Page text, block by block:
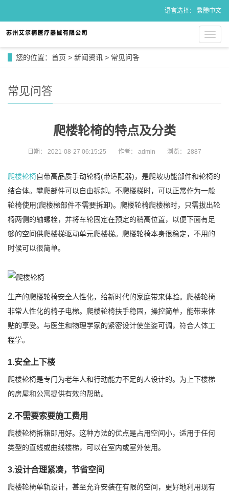
语言选择： 繁體中文
导
航
您的位置： 首页 > 新闻资讯 > 常见问答
常见问答
爬楼轮椅的特点及分类
日期： 2021-08-27 06:15:25 作者： admin 浏览： 2887
爬楼轮椅自带高品质手动轮椅(带适配器)，是爬坡功能部件和轮椅的
结合体。攀爬部件可以自由拆卸。不爬楼梯时，可以正常作为一般
轮椅使用(爬楼梯部件不需要拆卸)。爬楼轮椅爬楼梯时，只需拔出轮
椅两侧的轴螺栓，并将车轮固定在预定的稍高位置，以便下面有足
够的空间供爬楼梯驱动单元爬楼梯。爬楼轮椅本身很稳定，不用的
时候可以很简单。
生产的爬楼轮椅安全人性化，给新时代的家庭带来体验。爬楼轮椅
非常人性化的椅子电梯。爬楼轮椅扶手稳固，操控简单，能带来体
贴的享受。与医生和物理学家的紧密设计使坐姿可调，符合人体工
程学。
1.安全上下楼
爬楼轮椅是专门为老年人和行动能力不足的人设计的。为上下楼梯
的房屋和公寓提供有效的帮助。
2.不需要索要施工费用
爬楼轮椅拆箱即用好。这种方法的优点是占用空间小，适用于任何
类型的直线或曲线楼梯，可以在室内或室外使用。
3.设计合理紧凑，节省空间
爬楼轮椅单轨设计，甚至允许安装在有限的空间，更好地利用现有